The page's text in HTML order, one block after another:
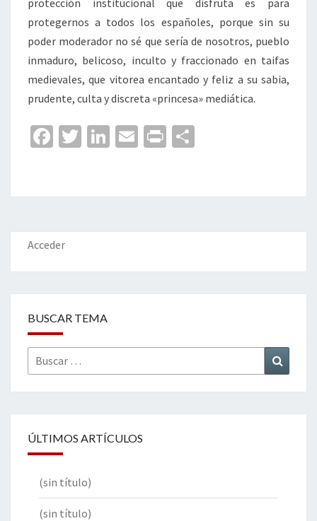
protección institucional que disfruta es para
protegernos a todos los españoles, porque sin su
poder moderador no sé que sería de nosotros, pueblo
inmaduro, belicoso, inculto y fraccionado en taifas
medievales, que vitorea encantado y feliz a su sabia,
prudente, culta y discreta «princesa» mediática.
Fa
o
o
k
T
er
Li
dI
n
E
l
Pr
p
ar
Acceder
BUSCAR TEMA
Buscar
por:
ÚLTIMOS ARTÍCULOS
(sin título)
(sin título)